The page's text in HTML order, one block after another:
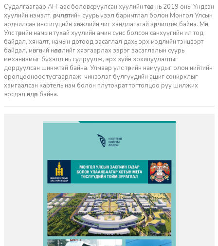
Судалгаагаар АН-аас боловсруулсан хуулийн төсөл нь 2019 оны Үндсэн
хуулийн нэмэлт, өөрчлөлтийн суурь үзэл баримтлал болон Монгол Улсын
ардчилсан институцийн хөгжлийн чиг хандлагатай зөрчилдөж байна. Мөн
Улс төрийн намын тухай хуулийн амин сүнс болсон санхүүгийн ил тод
байдал, хяналт, намын дотоод засаглал дахь эрх мэдлийн тэнцвэрт
байдал, мөнгөний нөлөөллийг хязгаарлах зэрэг засаглалын суурь
механизмыг бүхэлд нь сулруулж, эрх зүйн зохицуулалтыг
дордуулсан шинжтэй байна. Улмаар улс төрийн намуудыг олон нийтийн
оролцооноос тусгаарлаж, чинээлэг бүлгүүдийн ашиг сонирхлыг
хамгаалсан картель нам болон плутократ тогтолцоо руу шилжих
эрсдэл өндөр байна.